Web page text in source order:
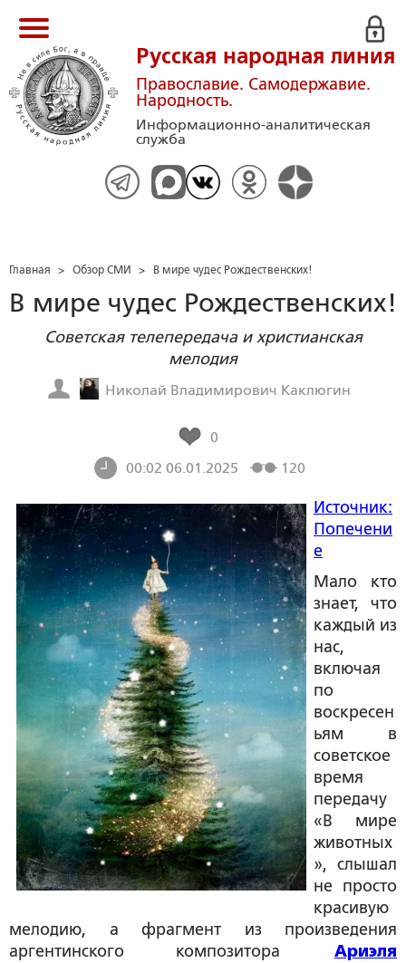
Русская народная линия
Православие. Самодержавие.
Народность.
Информационно-аналитическая
служба
Главная > Обзор СМИ > В мире чудес Рождественских!
В мире чудес Рождественских!
Советская телепередача и христианская
мелодия
Николай Владимирович Каклюгин
0
00:02 06.01.2025
120
Источник:
Попечени
е
Мало кто
знает, что
каждый из
нас,
включая
по
воскресен
ьям в
советское
время
передачу
«В мире
животных
», слышал
не просто
красивую
мелодию, а фрагмент из произведения
аргентинского композитора Ариэля